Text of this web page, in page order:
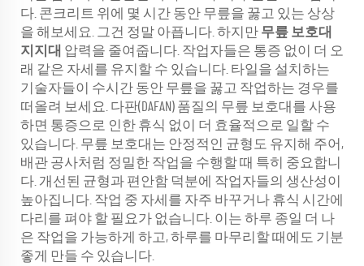
다. 콘크리트 위에 몇 시간 동안 무릎을 꿇고 있는 상상
을 해보세요. 그건 정말 아픕니다. 하지만 무릎 보호대
지지대 압력을 줄여줍니다. 작업자들은 통증 없이 더 오
래 같은 자세를 유지할 수 있습니다. 타일을 설치하는
기술자들이 수시간 동안 무릎을 꿇고 작업하는 경우를
떠올려 보세요. 다판(DAFAN) 품질의 무릎 보호대를 사용
하면 통증으로 인한 휴식 없이 더 효율적으로 일할 수
있습니다. 무릎 보호대는 안정적인 균형도 유지해 주어,
배관 공사처럼 정밀한 작업을 수행할 때 특히 중요합니
다. 개선된 균형과 편안함 덕분에 작업자들의 생산성이
높아집니다. 작업 중 자세를 자주 바꾸거나 휴식 시간에
다리를 펴야 할 필요가 없습니다. 이는 하루 종일 더 나
은 작업을 가능하게 하고, 하루를 마무리할 때에도 기분
좋게 만들 수 있습니다.